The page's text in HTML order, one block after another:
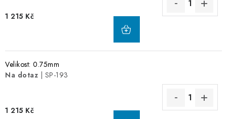
1 215 Kč
Velikost: 0.75mm
Na dotaz
| SP-193
1 215 Kč